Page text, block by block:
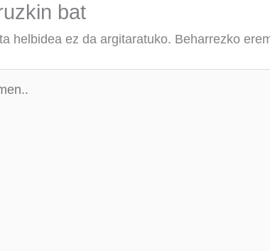
bat
helbidea ez da argitaratuko. Beharrezko